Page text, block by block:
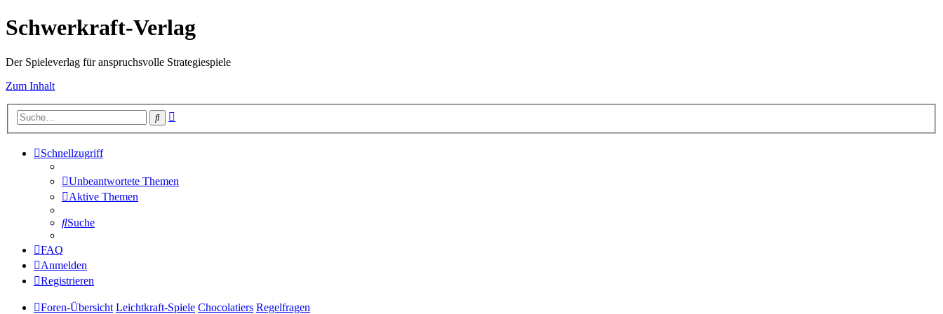
Schwerkraft-Verlag
Der Spieleverlag für anspruchsvolle Strategiespiele
Zum Inhalt
Suche
Schnellzugriff
Unbeantwortete Themen
Aktive Themen
Suche
FAQ
Anmelden
Registrieren
Foren-Übersicht Leichtkraft-Spiele Chocolatiers Regelfragen